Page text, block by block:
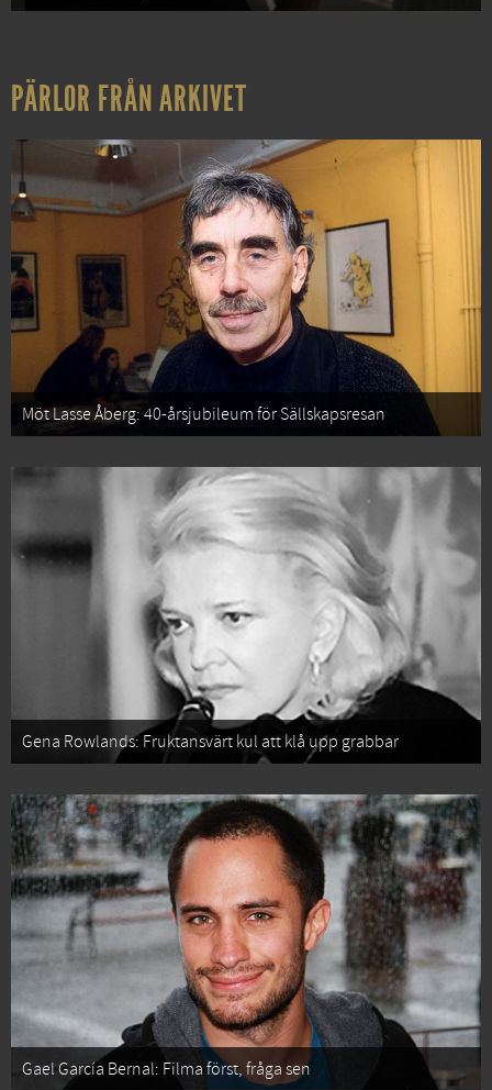
PÄRLOR FRÅN ARKIVET
Möt Lasse Åberg: 40-årsjubileum för Sällskapsresan
Gena Rowlands: Fruktansvärt kul att klå upp grabbar
Gael García Bernal: Filma först, fråga sen